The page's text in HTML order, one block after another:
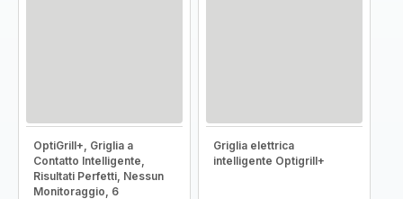
OptiGrill+, Griglia a
Contatto Intelligente,
Risultati Perfetti, Nessun
Monitoraggio, 6
Griglia elettrica
intelligente Optigrill+